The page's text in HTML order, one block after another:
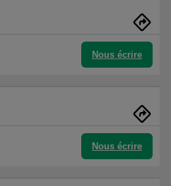
Nous écrire
Nous écrire